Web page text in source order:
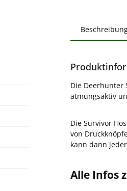
Die Deerhunter
atmungsaktiv
Die Survivor
von
kann dann
Alle Infos